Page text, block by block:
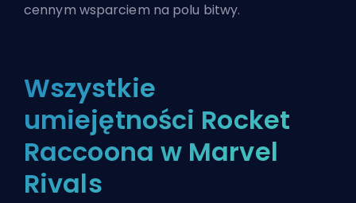
cennym wsparciem na polu bitwy.
Wszystkie
umiejętności Rocket
Raccoona w Marvel
Rivals